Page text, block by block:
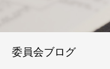
委員会ブログ